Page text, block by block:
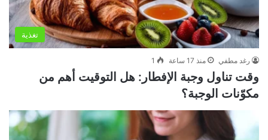
تغذية
رغد مطفي منذ 17 ساعة 1
وقت تناول وجبة الإفطار: هل التوقيت أهم من
مكوّنات الوجبة؟